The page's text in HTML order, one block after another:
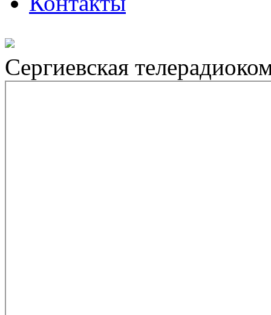
Сергиевская